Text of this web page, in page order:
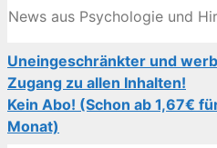
News aus Psychologie und
Uneingeschränkter und
Zugang zu allen Inhalten!
Kein Abo! (Schon ab 1,67€
Monat)